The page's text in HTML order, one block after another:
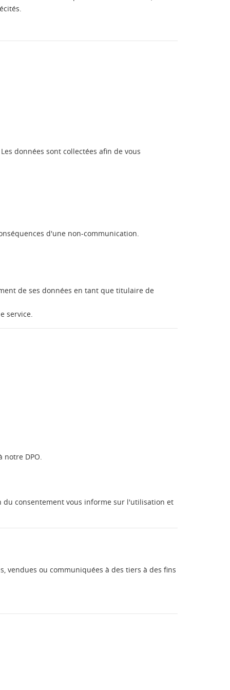
données sont collectées afin de vous
d'une non-communication.
de ses données en tant que titulaire de
service.
notre DPO.
du consentement vous informe sur l'utilisation et
vendues ou communiquées à des tiers à des fins